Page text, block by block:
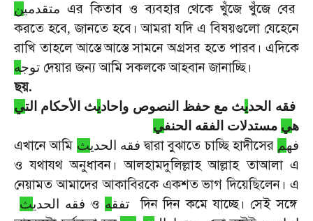
متقدمين এর কিতাব ও ব্যবহার থেকে খুঁজে খুঁজে বের
করতে হবে,জানতে হবে। আমরা যদি এ বিষয়গুলো যেহেনে
রাখি তাহলে আস্তে আস্তে সামনে অগ্রসর হতে পারব। এদিকে
توجه দেয়ার জন্য আমি সকলকে আহবান জানাচ্ছি।
ছয়.
فقه الحديث مع حفظ النصوص واحاديث الأحكام التي
هي مستدلات الفقه الحنفي
এখানে আমি فقه الحديث দ্বারা বুঝাতে চাচ্ছি হাদীসের فهم
ও যথাযথ অনুধাবন। আলহামদুলিল্লাহ আল্লাহ তাআলা এ
নেয়ামত আমাদের আকাবিরকে একশত ভাগ দিয়েছিলেন। এ
فقه الحديث ও تفقه দিন দিন কমে যাচ্ছে। সেই সঙ্গে